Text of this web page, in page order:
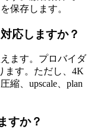
保存します。
応しますか？
ます。プロバイダ
ます。ただし、4K
縮、upscale、plan
すか？